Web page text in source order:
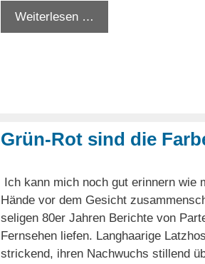
Weiterlesen …
Grün-Rot sind die
Ich kann mich noch gut erinnern wie
Hände vor dem Gesicht
seligen 80er Jahren Berichte von
Fernsehen liefen. Langhaarige
strickend, ihren Nachwuchs stillend